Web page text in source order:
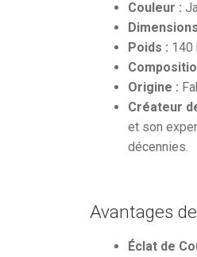
Couleur :
Poids : 140
Origine :
Créateur
et son
décennies.
Avantages
Éclat de